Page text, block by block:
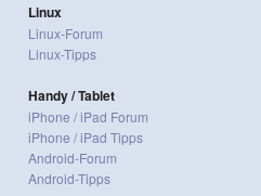
Linux
Linux-Forum
Linux-Tipps
Handy / Tablet
iPhone / iPad Forum
iPhone / iPad Tipps
Android-Forum
Android-Tipps